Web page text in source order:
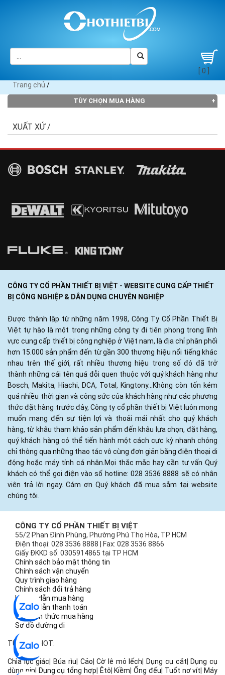
[ 0 ]
Trang chủ /
TÙY CHỌN MUA HÀNG
XUẤT XỨ /
CÔNG TY CỔ PHẦN THIẾT BỊ VIỆT - WEBSITE CUNG CẤP THIẾT
BỊ CÔNG NGHIỆP & DÂN DỤNG CHUYÊN NGHIỆP
Được thành lập từ những năm 1998, Công Ty Cổ Phần Thiết Bị
Việt tự hào là một trong những công ty đi tiên phong trong lĩnh
vực cung cấp thiết bị công nghiệp ở Việt nam, là địa chỉ phân phối
hơn 15.000 sản phẩm đến từ gần 300 thương hiệu nổi tiếng khác
nhau trên thế giới, rất nhiều thương hiệu trong số đó đã trở
thành những cái tên quá đỗi quen thuộc với quý khách hàng như
Bosch, Makita, Hiachi, DCA, Total, Kingtony...Không còn tốn kém
quá nhiều thời gian và công sức của khách hàng như các phương
thức đặt hàng trước đây, Công ty cổ phần thiết bị Việt luôn mong
muốn mang đến sự tiện lợi và thoải mái nhất cho quý khách
hàng, từ khâu tham khảo sản phẩm đến khâu lựa chọn, đặt hàng,
quý khách hàng có thể tiến hành một cách cực kỳ nhanh chóng
chỉ thông qua những thao tác vô cùng đơn giản bằng điện thoại di
động hoặc máy tính cá nhân.Mọi thắc mắc hay cần tư vấn Quý
khách có thể gọi điện vào số hotline: 028 3536 8888 sẽ có nhân
viên trả lời ngay. Cám ơn Quý khách đã mua sắm tại website
chúng tôi.
CÔNG TY CỔ PHẦN THIẾT BỊ VIỆT
55/2 Phan Đình Phùng, Phường Phú Thọ Hòa, TP HCM
Điện thoại: 028 3536 8888 | Fax: 028 3536 8866
Giấy ĐKKD số: 0305914865 tại TP HCM
Chính sách bảo mật thông tin
Chính sách vận chuyển
Quy trình giao hàng
Chính sách đổi trả hàng
Hướng dẫn mua hàng
Hướng dẫn thanh toán
Các hình thức mua hàng
Sơ đồ đường đi
TỪ KHÓA HOT:
Chìa lục giác Búa rìu Cảo |Cờ lê mỏ lếch Dụng cụ cắt
Dụng cụ
dùng pin| Dụng cụ tổng hợp Êtô Kiềm |Ống đếu Tuốt nơ vít Máy